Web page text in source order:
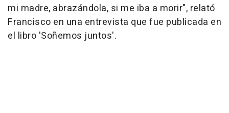
mi madre, abrazándola, si me iba a morir", relató
Francisco en una entrevista que fue publicada en
el libro 'Soñemos juntos'.